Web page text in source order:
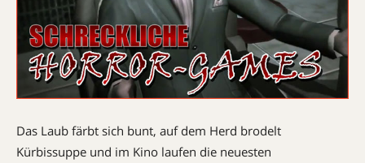
Das Laub färbt sich bunt, auf dem Herd brodelt
Kürbissuppe und im Kino laufen die neuesten